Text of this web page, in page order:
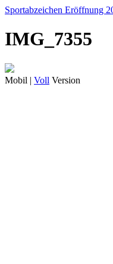
Sportabzeichen Eröffnung
IMG_7355
Mobil | Voll Version